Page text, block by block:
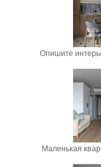
Опишите
Маленькая